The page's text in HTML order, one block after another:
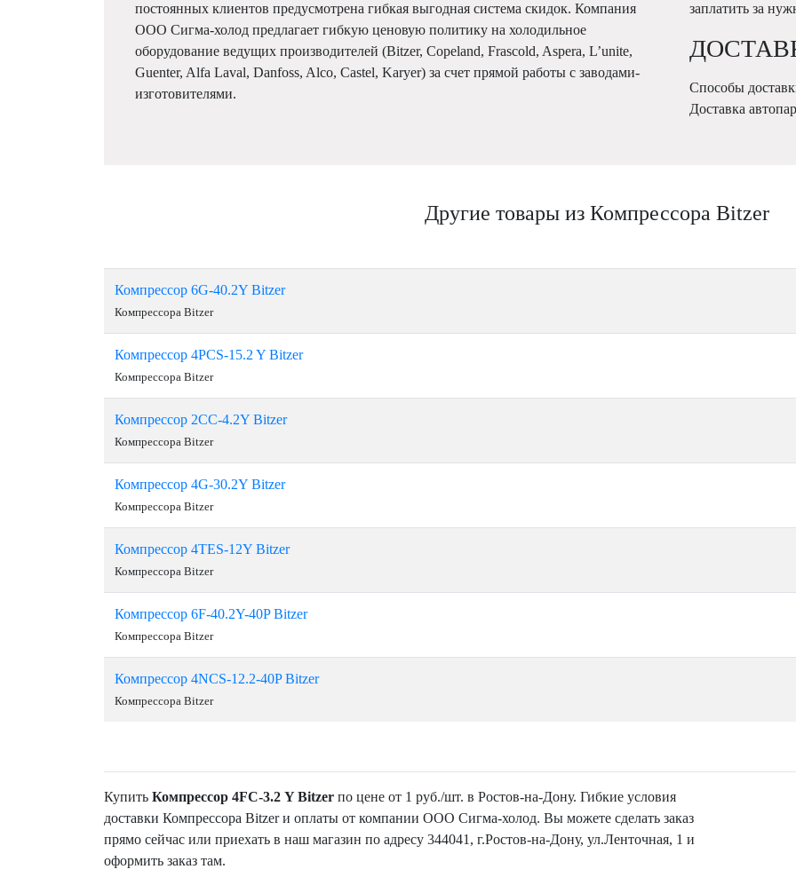
постоянных клиентов предусмотрена гибкая выгодная система скидок. Компания
ООО Сигма-холод предлагает гибкую ценовую политику на холодильное
оборудование ведущих производителей (Bitzer, Copeland, Frascold, Aspera, L’unite,
Guenter, Alfa Laval, Danfoss, Alco, Castel, Karyer) за счет прямой работы с заводами-
изготовителями.
заплатить за
Способы
Доставка
Другие товары из Компрессора Bitzer
Компрессор 6G-40.2Y Bitzer
Компрессора Bitzer
Компрессор 4PCS-15.2 Y Bitzer
Компрессора Bitzer
Компрессор 2CС-4.2Y Bitzer
Компрессора Bitzer
Компрессор 4G-30.2Y Bitzer
Компрессора Bitzer
Компрессор 4TES-12Y Bitzer
Компрессора Bitzer
Компрессор 6F-40.2Y-40P Bitzer
Компрессора Bitzer
Компрессор 4NСS-12.2-40P Bitzer
Компрессора Bitzer
Купить Компрессор 4FС-3.2 Y Bitzer по цене от 1 руб./шт. в Ростов-на-Дону. Гибкие условия
доставки Компрессора Bitzer и оплаты от компании ООО Сигма-холод. Вы можете сделать заказ
прямо сейчас или приехать в наш магазин по адресу 344041, г.Ростов-на-Дону, ул.Ленточная, 1 и
оформить заказ там.